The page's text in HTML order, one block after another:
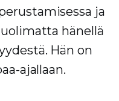
ja
hänellä
Hän on
ajallaan.